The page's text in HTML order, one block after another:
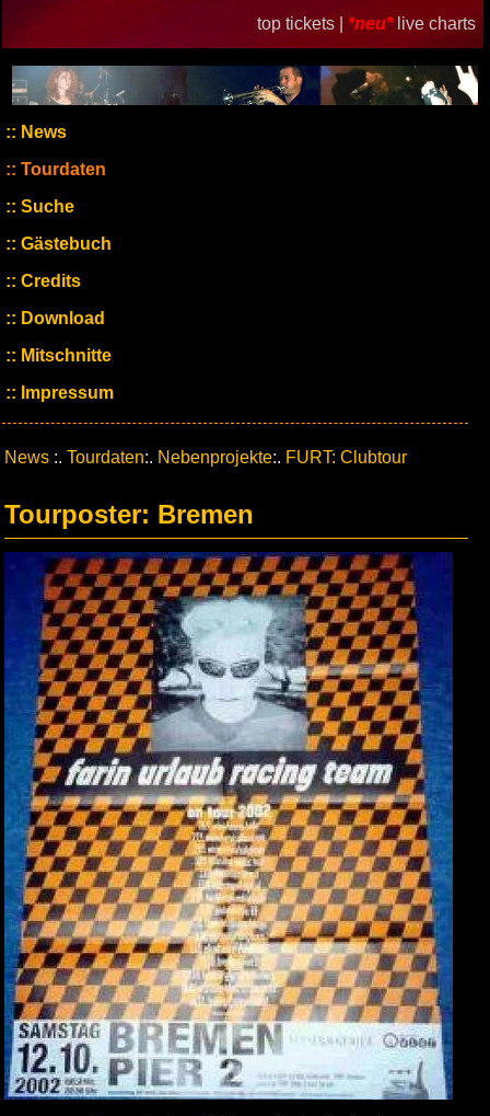
top tickets | *neu* live charts
News
Tourdaten
Suche
Gästebuch
Credits
Download
Mitschnitte
Impressum
News :. Tourdaten:. Nebenprojekte:. FURT: Clubtour
Tourposter: Bremen